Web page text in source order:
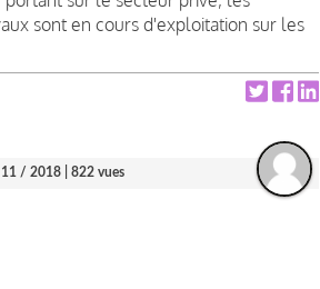
sont en cours d'exploitation sur les
/ 2018 | 822 vues